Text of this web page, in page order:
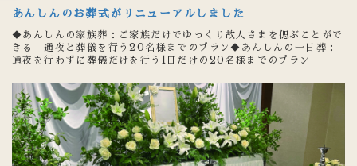
あんしんのお葬式がリニューアルしました
◆あんしんの家族葬：ご家族だけでゆっくり故人さまを偲ぶことがで
きる 通夜と葬儀を行う20名様までのプラン◆あんしんの一日葬：
通夜を行わずに葬儀だけを行う1日だけの20名様までのプラン